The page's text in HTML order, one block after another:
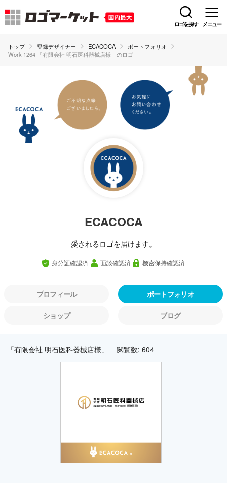
ロゴを探す メニュー
トップ 登録デザイナー ECACOCA
ポートフォリオ
Work 1264 「有限会社 明石医科器械店様」のロゴ
ECACOCA
愛されるロゴを届けます。
身分証確認済 面談確認済 機密保持確認済
プロフィール ポートフォリオ
ショップ ブログ
「有限会社 明石医科器械店様」 閲覧数: 604